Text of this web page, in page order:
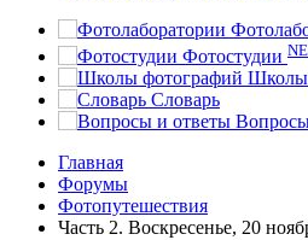
Фотостудии
Школы
Словарь
Главная
Форумы
Фотопутешествия
Часть 2. Воскресенье, 20